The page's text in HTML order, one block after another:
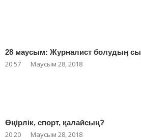
28 маусым: Журналист болудың
20:57 Маусым 28, 2018
Өңірлік, спорт, қалайсың?
20:20 Маусым 28, 2018